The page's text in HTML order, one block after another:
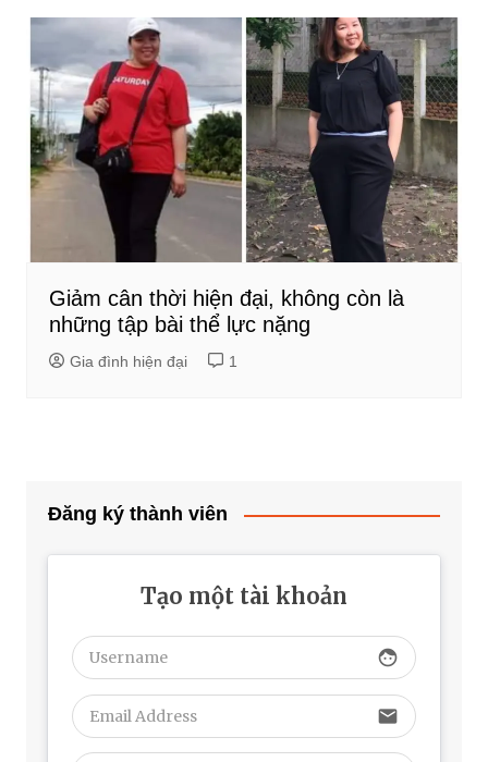
Giảm cân thời hiện đại, không còn là
những tập bài thể lực nặng
Gia đình hiện đại 1
Đăng ký thành viên
Tạo một tài khoản
face
email